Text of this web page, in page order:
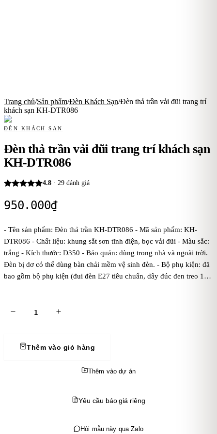
Trang chủ/Sản phẩm/Đèn Khách Sạn/Đèn thả trần vải đũi trang trí
khách sạn KH-DTR086
ĐÈN KHÁCH SẠN
Đèn thả trần vải đũi trang trí khách sạn
KH-DTR086
4.8 · 29 đánh giá
950.000₫
- Tên sản phẩm: Đèn thả trần KH-DTR086 - Mã sản phẩm: KH-
DTR086 - Chất liệu: khung sắt sơn tĩnh điện, bọc vải đũi - Màu sắc:
trắng - Kích thước: D350 - Bảo quản: dùng trong nhà và ngoài trời.
Đèn bị dơ có thể dùng bàn chải mềm vệ sinh đèn. - Bộ phụ kiện: đã
bao gồm bộ phụ kiện (đui đèn E27 tiêu chuẩn, dây đúc đen treo 1
điện 220V - Mẹo vặt: cách treo đèn thả trần
Thêm vào giỏ hàng
Thêm vào dự án
Yêu cầu báo giá riêng
Hỏi mẫu này qua Zalo